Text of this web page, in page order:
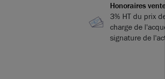
Honoraires vente
3% HT du prix
charge de
signature de l'acte